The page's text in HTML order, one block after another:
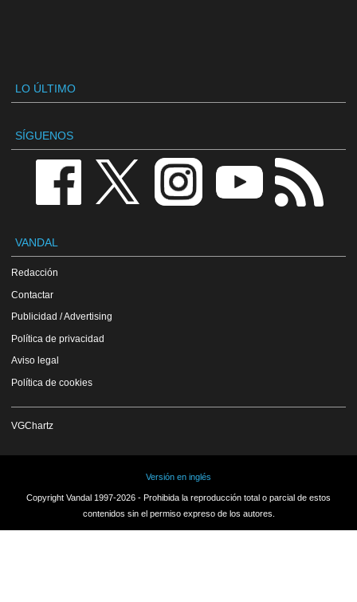
LO ÚLTIMO
SÍGUENOS
VANDAL
Redacción
Contactar
Publicidad / Advertising
Política de privacidad
Aviso legal
Política de cookies
VGChartz
Versión en inglés
Copyright Vandal 1997-2026 - Prohibida la reproducción total o parcial de estos
contenidos sin el permiso expreso de los autores.